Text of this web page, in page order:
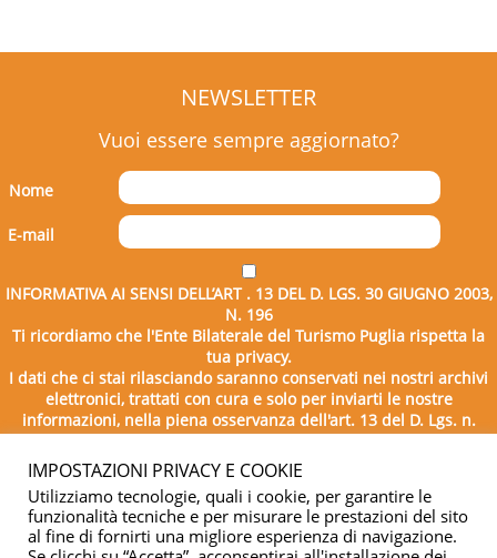
NEWSLETTER
Vuoi essere sempre aggiornato?
Nome
E-mail
INFORMATIVA AI SENSI DELL’ART . 13 DEL D. LGS. 30 GIUGNO 2003,
N. 196
Ti ricordiamo che l'Ente Bilaterale del Turismo Puglia rispetta la
tua privacy.
I dati che ci stai rilasciando saranno conservati nei nostri archivi
elettronici, trattati con cura e solo per inviarti le nostre
informazioni, nella piena osservanza dell'art. 13 del D. Lgs. n.
196/2003.
IMPOSTAZIONI PRIVACY E COOKIE
Utilizziamo tecnologie, quali i cookie, per garantire le
funzionalità tecniche e per misurare le prestazioni del sito
al fine di fornirti una migliore esperienza di navigazione.